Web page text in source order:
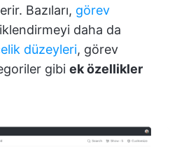
Bazıları, görev
daha da
düzeyleri, görev
gibi ek özellikler